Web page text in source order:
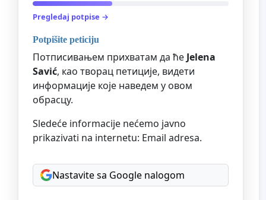
Pregledaj potpise →
Potpišite peticiju
Потписивањем прихватам да ће Jelena
Savić, као творац петиције, видети
информације које наведем у овом
обрасцу.
Sledeće informacije nećemo javno
prikazivati na internetu: Email adresa.
Nastavite sa Google nalogom